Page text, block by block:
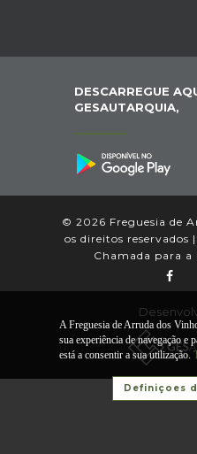
DESCARREGUE
GESAUTARQUIA,
© 2026 Freguesia de
os direitos reservados |
Chamada para a
A Freguesia de Arruda dos
sua experiência de navegação e
está a consentir a sua utilização.
Definiçoes